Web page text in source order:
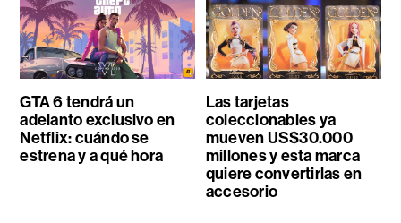
GTA 6 tendrá un
adelanto exclusivo en
Netflix: cuándo se
estrena y a qué hora
Las tarjetas
coleccionables ya
mueven US$30.000
millones y esta marca
quiere convertirlas en
accesorio